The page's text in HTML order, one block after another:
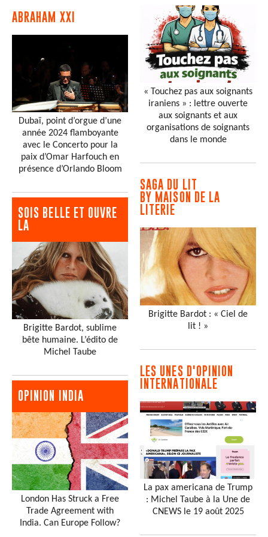
ABRAHAM XXI
Dubaï, point d’orgue d’une
année 2024 flamboyante
avec le Concerto pour la
paix d’Omar Harfouch en
présence d’Orlando Bloom
SOIS BELLE ET OUVRE
LA
Brigitte Bardot, sublime
bête humaine. L’édito de
Michel Taube
OPINION INDIA
London Has Struck a Free
Trade Agreement with
India. Can Europe Follow?
« Touchez pas aux soignants
iraniens » : lettre ouverte
aux soignants et aux
organisations de soignants
dans le monde
SAGA DU LIT
BY MAISON DE LA
LITERIE
Brigitte Bardot : « Ciel de
lit ! »
LES UNES D'OPINION
INTERNATIONALE
La pax americana de Trump
: Michel Taube à la Une de
CNEWS le 19 août 2025